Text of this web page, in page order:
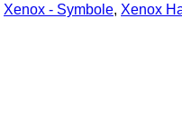
Xenox - Symbole, Xenox